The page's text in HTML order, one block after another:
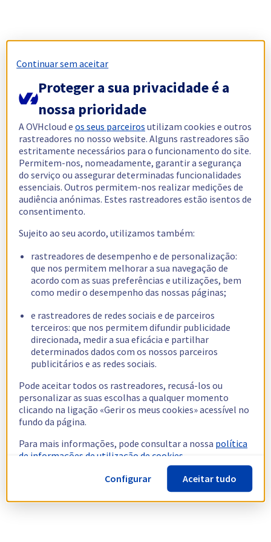
Continuar sem aceitar
Proteger a sua privacidade é a
nossa prioridade
A OVHcloud eos seus parceiros utilizam cookies e outros
rastreadores no nosso website. Alguns rastreadores são
estritamente necessários para o funcionamento do site.
Permitem-nos, nomeadamente, garantir a segurança
do serviço ou assegurar determinadas funcionalidades
essenciais. Outros permitem-nos realizar medições de
audiência anónimas. Estes rastreadores estão isentos de
consentimento.
Sujeito ao seu acordo, utilizamos também:
rastreadores de desempenho e de personalização:
que nos permitem melhorar a sua navegação de
acordo com as suas preferências e utilizações, bem
como medir o desempenho das nossas páginas;
e rastreadores de redes sociais e de parceiros
terceiros: que nos permitem difundir publicidade
direcionada, medir a sua eficácia e partilhar
determinados dados com os nossos parceiros
publicitários e as redes sociais.
Pode aceitar todos os rastreadores, recusá-los ou
personalizar as suas escolhas a qualquer momento
clicando na ligação «Gerir os meus cookies» acessível no
fundo da página.
Para mais informações, pode consultar a nossa política
de informações de utilização de cookies.
Configurar
Aceitar tudo